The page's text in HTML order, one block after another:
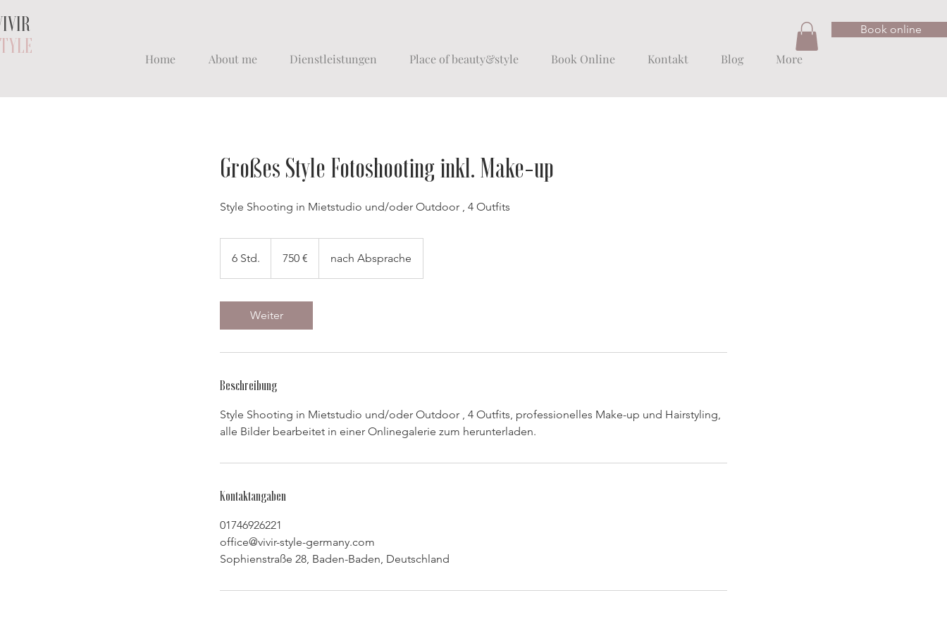
Home About me Dienstleistungen Place of beauty&style Book Online Kontakt Blog More
Book online
Großes Style Fotoshooting inkl. Make-up
Style Shooting in Mietstudio und/oder Outdoor , 4 Outfits
6 Std.
d
750 € nach Absprache
Weiter
Beschreibung
Style Shooting in Mietstudio und/oder Outdoor , 4 Outfits, professionelles Make-up und Hairstyling,
alle Bilder bearbeitet in einer Onlinegalerie zum herunterladen.
Kontaktangaben
01746926221
office@vivir-style-germany.com
Sophienstraße 28, Baden-Baden, Deutschland